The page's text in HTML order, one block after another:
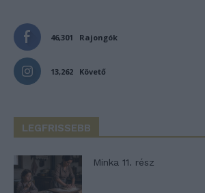
46,301 Rajongók
13,262 Követő
LEGFRISSEBB
Minka 11. rész